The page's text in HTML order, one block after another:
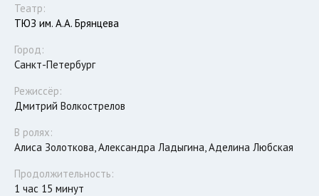
Театр:
ТЮЗ им. А.А. Брянцева
Город:
Санкт-Петербург
Режиссёр:
Дмитрий Волкострелов
В ролях:
Алиса Золоткова, Александра Ладыгина, Аделина Любская
Продолжительность:
1 час 15 минут